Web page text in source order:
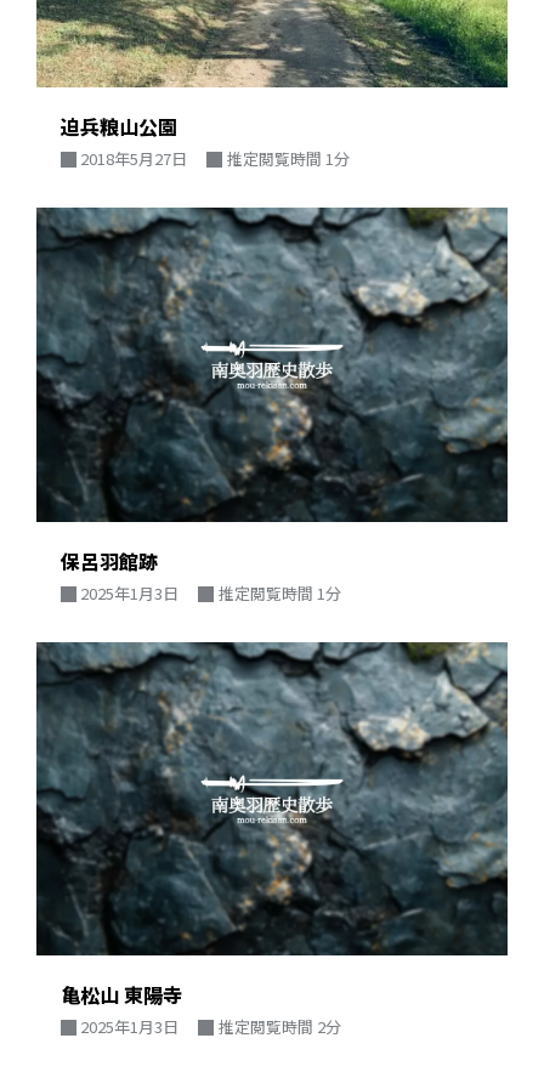
迫兵粮山公園
2018年5月27日 推定閲覧時間 1分
保呂羽館跡
2025年1月3日 推定閲覧時間 1分
亀松山 東陽寺
2025年1月3日 推定閲覧時間 2分